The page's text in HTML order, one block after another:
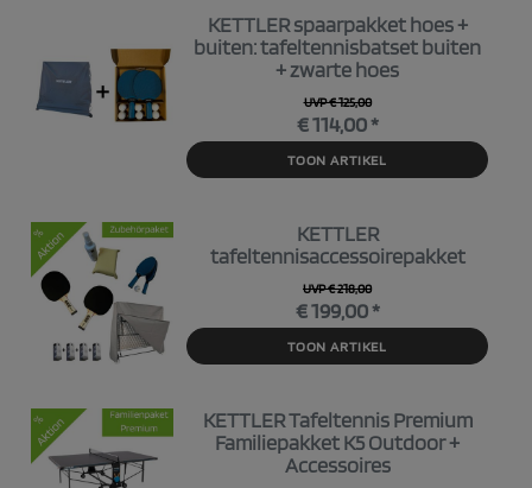
KETTLER spaarpakket hoes +
buiten: tafeltennisbatset buiten
+ zwarte hoes
UVP € 125,00
€ 114,00 *
TOON ARTIKEL
KETTLER
tafeltennisaccessoirepakket
UVP € 218,00
€ 199,00 *
TOON ARTIKEL
KETTLER Tafeltennis Premium
Familiepakket K5 Outdoor +
Accessoires